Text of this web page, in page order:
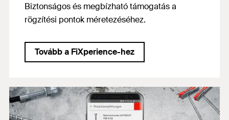
Biztonságos és megbízható támogatás a
rögzítési pontok méretezéséhez.
Tovább a FiXperience-hez